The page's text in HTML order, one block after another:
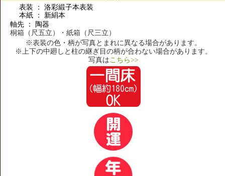
表装 ： 洛彩緞子本表装
本紙 ： 新絹本
軸先 ： 陶器
桐箱（尺五立）・紙箱（尺三立）
※表装の色・柄が写真とまれに異なる場合があります。
※上下の中廻しと柱の継ぎ目の柄が合わない場合があります。
写真はこちら>>